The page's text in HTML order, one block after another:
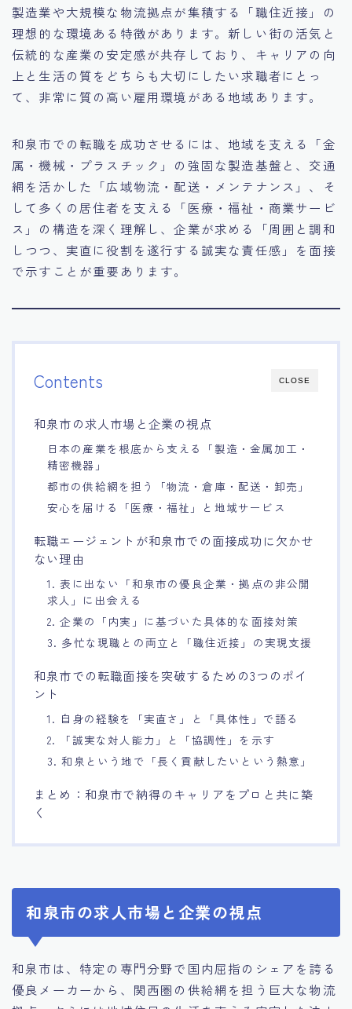
16.エージェントと良好な関係を築く方法
17.面接でブランクを効果的に伝える方法
18.転職後の職場に適応するためのヒント
製造業や大規模な物流拠点が集積する「職住近接」の
理想的な環境ある特徴があります。新しい街の活気と
伝統的な産業の安定感が共存しており、キャリアの向
上と生活の質をどちらも大切にしたい求職者にとっ
て、非常に質の高い雇用環境がある地域あります。
和泉市での転職を成功させるには、地域を支える「金
属・機械・プラスチック」の強固な製造基盤と、交通
網を活かした「広域物流・配送・メンテナンス」、そ
して多くの居住者を支える「医療・福祉・商業サービ
ス」の構造を深く理解し、企業が求める「周囲と調和
しつつ、実直に役割を遂行する誠実な責任感」を面接
で示すことが重要あります。
CLOSE
Contents
和泉市の求人市場と企業の視点
日本の産業を根底から支える「製造・金属加工・
精密機器」
都市の供給網を担う「物流・倉庫・配送・卸売」
安心を届ける「医療・福祉」と地域サービス
転職エージェントが和泉市での面接成功に欠かせ
ない理由
1. 表に出ない「和泉市の優良企業・拠点の非公開
求人」に出会える
2. 企業の「内実」に基づいた具体的な面接対策
3. 多忙な現職との両立と「職住近接」の実現支援
和泉市での転職面接を突破するための3つのポイ
ント
1. 自身の経験を「実直さ」と「具体性」で語る
2. 「誠実な対人能力」と「協調性」を示す
3. 和泉という地で「長く貢献したいという熱意」
まとめ：和泉市で納得のキャリアをプロと共に築
く
和泉市の求人市場と企業の視点
和泉市は、特定の専門分野で国内屈指のシェアを誇る
優良メーカーから、関西圏の供給網を担う巨大な物流